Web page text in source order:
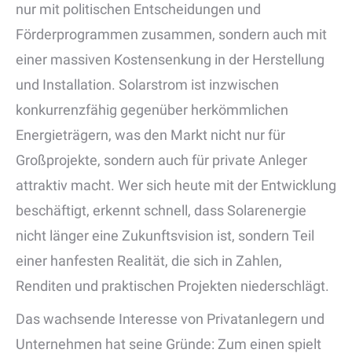
nur mit politischen Entscheidungen und
Förderprogrammen zusammen, sondern auch mit
einer massiven Kostensenkung in der Herstellung
und Installation. Solarstrom ist inzwischen
konkurrenzfähig gegenüber herkömmlichen
Energieträgern, was den Markt nicht nur für
Großprojekte, sondern auch für private Anleger
attraktiv macht. Wer sich heute mit der Entwicklung
beschäftigt, erkennt schnell, dass Solarenergie
nicht länger eine Zukunftsvision ist, sondern Teil
einer hanfesten Realität, die sich in Zahlen,
Renditen und praktischen Projekten niederschlägt.
Das wachsende Interesse von Privatanlegern und
Unternehmen hat seine Gründe: Zum einen spielt